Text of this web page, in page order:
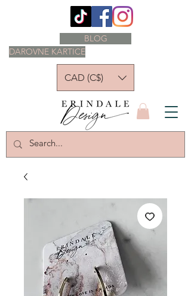
DAROVNE KARTICE
BLOG
CAD (C$)